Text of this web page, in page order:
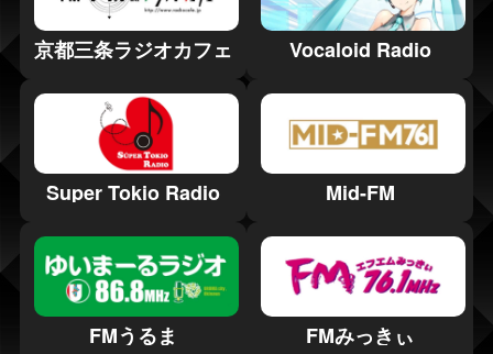
京都三条ラジオカフェ Vocaloid Radio
Super Tokio Radio Mid-FM
FMうるま FMみっきぃ